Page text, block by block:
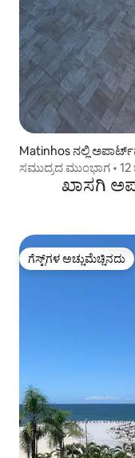
Matinhos ನಲ್ಲಿ
ಸಮುದ್ರದ ಮುಂಭಾಗ •
ಖಾಸಗಿ
ಗೆಸ್ಟ್‌ಗಳ ಅಚ್ಚುಮೆಚ್ಚಿನದು
ಗೆಸ್ಟ್‌ಗಳ ಅಚ್ಚುಮೆಚ್ಚಿನದು